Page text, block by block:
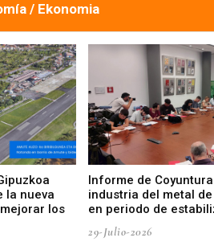
/ Ekonomia
la nueva
los
Informe de Coyuntura
industria del metal
en periodo de
29-Julio-2026